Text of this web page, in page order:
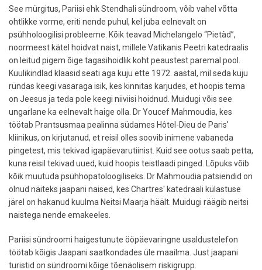
See mürgitus, Pariisi ehk Stendhali sündroom, võib vahel võtta
ohtlikke vorme, eriti nende puhul, kel juba eelnevalt on
psühholoogilisi probleeme. Kõik teavad Michelangelo “Pietàd”,
noormeest kätel hoidvat naist, millele Vatikanis Peetri katedraalis
on leitud pigem õige tagasihoidlik koht peaustest paremal pool.
Kuulikindlad klaasid seati aga kuju ette 1972. aastal, mil seda kuju
ründas keegi vasaraga isik, kes kinnitas karjudes, et hoopis tema
on Jeesus ja teda pole keegi niiviisi hoidnud. Muidugi võis see
ungarlane ka eelnevalt haige olla. Dr Youcef Mahmoudia, kes
töötab Prantsusmaa pealinna südames Hôtel-Dieu de Paris'
kliinikus, on kirjutanud, et reisil olles soovib inimene vabaneda
pingetest, mis tekivad igapäevarutiinist. Kuid see ootus saab petta,
kuna reisil tekivad uued, kuid hoopis teistlaadi pinged. Lõpuks võib
kõik muutuda psühhopatoloogiliseks. Dr Mahmoudia patsiendid on
olnud näiteks jaapani naised, kes Chartres' katedraali külastuse
järel on hakanud kuulma Neitsi Maarja häält. Muidugi räägib neitsi
naistega nende emakeeles.
Pariisi sündroomi haigestunute ööpäevaringne usaldustelefon
töötab kõigis Jaapani saatkondades üle maailma. Just jaapani
turistid on sündroomi kõige tõenäolisem riskigrupp.